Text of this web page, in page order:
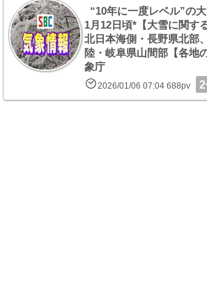
“10年に一度レベル”の
1月12日頃*【大雪に関す
北日本海側・長野県北部
陸・岐阜県山間部【各地
象庁
2026/01/06 07:04 688pv